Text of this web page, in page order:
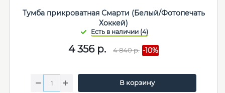
Тумба прикроватная Смарти (Белый/Фотопечать
Хоккей)
4 356р. 4 840р. -10%
В корзину